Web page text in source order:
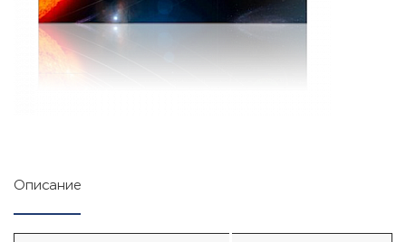
Описание